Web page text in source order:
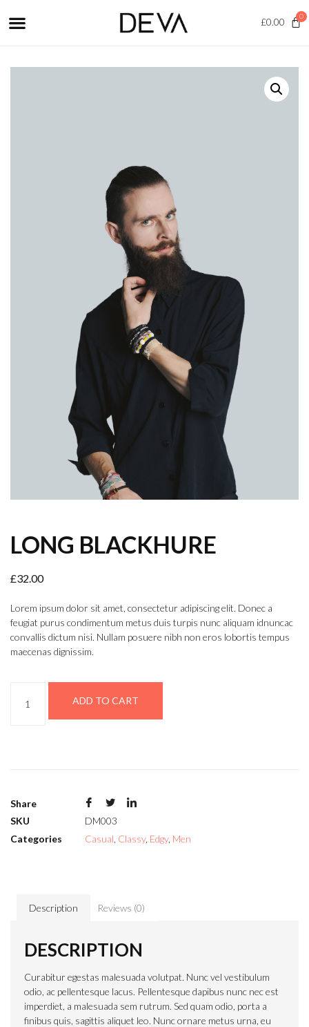
£0.00
0
LONG BLACKHURE
£32.00
Lorem ipsum dolor sit amet, consectetur adipiscing elit. Donec a
feugiat purus condimentum metus duis turpis nunc aliquam idnuncac
convallis dictum nisi. Nullam posuere nibh non eros lobortis tempus
maecenas dignissim.
ADD TO CART
Share
SKU
DM003
Categories
Casual, Classy, Edgy, Men
Description Reviews (0)
DESCRIPTION
Curabitur egestas malesuada volutpat. Nunc vel vestibulum
odio, ac pellentesque lacus. Pellentesque dapibus nunc nec est
imperdiet, a malesuada sem rutrum. Sed quam odio, porta a
finibus quis, sagittis aliquet leo. Nunc ornare metus urna, eu